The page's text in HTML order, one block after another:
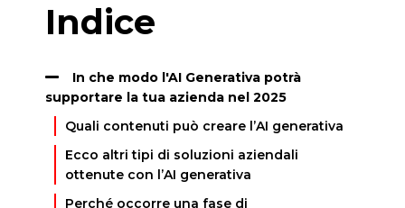
Indice
In che modo l'AI Generativa potrà
supportare la tua azienda nel 2025
Quali contenuti può creare l’AI generativa
Ecco altri tipi di soluzioni aziendali
ottenute con l’AI generativa
Perché occorre una fase di